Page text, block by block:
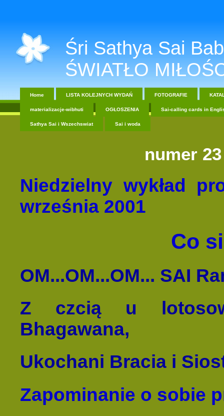
Śri Sathya Sai
ŚWIATŁO
Home LISTA KOLEJNYCH WYDAŃ FOTOGRAFIE
materializacje-wibhuti OGŁOSZENIA Sai-calling cards in
Sathya Sai i Wszechswiat Sai i woda
numer
Niedzielny wykład
września 2001
Co
OM...OM...OM... SAI
Z czcią u
Bhagawana,
Ukochani Bracia i
Zapominanie o sobie